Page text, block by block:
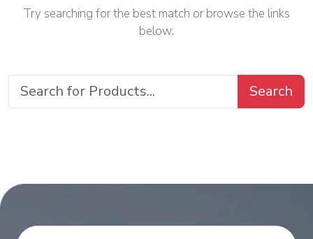
Try searching for the best match or browse the links
below:
Search